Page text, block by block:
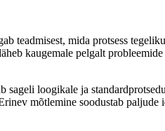
teadmisest, mida protsess
kaugemale pelgalt
sageli loogikale ja
mõtlemine soodustab